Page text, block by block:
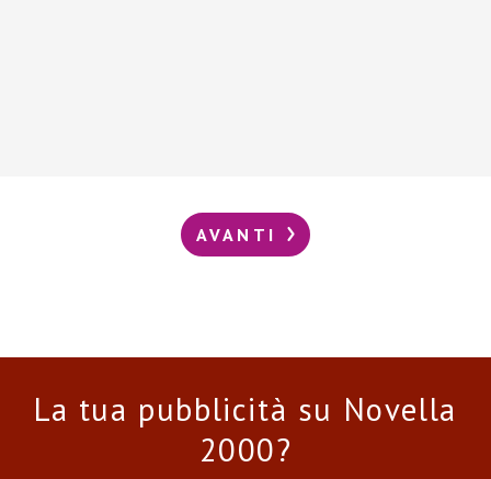
AVANTI
La tua pubblicità su Novella
2000?